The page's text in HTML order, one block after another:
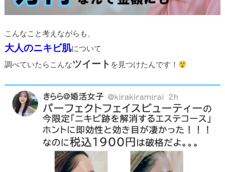
こんなこと考えながらも、
大人のニキビ肌について
調べていたらこんなツイート を見つけたんです！